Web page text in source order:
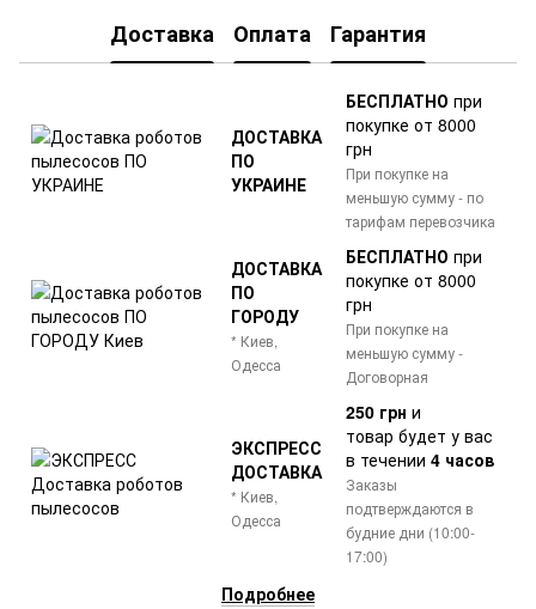
Доставка Оплата Гарантия
ДОСТАВКА
ПО
УКРАИНЕ
БЕСПЛАТНО при
покупке от 8000
грн
При покупке на
меньшую сумму - по
тарифам перевозчика
ДОСТАВКА
ПО
ГОРОДУ
* Киев,
Одесса
БЕСПЛАТНО при
покупке от 8000
грн
При покупке на
меньшую сумму -
Договорная
ЭКСПРЕСС
ДОСТАВКА
* Киев,
Одесса
250 грн и
товар будет у вас
в течении 4 часов
Заказы
подтверждаются в
будние дни (10:00-
17:00)
Подробнее